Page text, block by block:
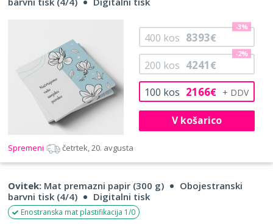
100 kos 2166€
200 kos 4241€
-2%
400 kos 8393€
-3%
V košarico
Spremeni četrtek, 20. avgusta
Ovitek: Mat premazni papir (300 g)
Obojestranski
barvni tisk (4/4)
Digitalni tisk
Enostranska mat plastifikacija 1/0